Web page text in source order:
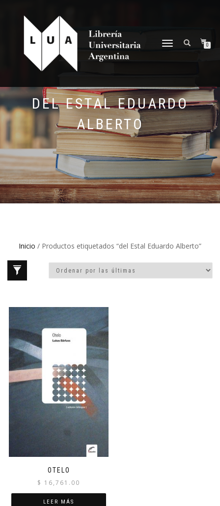
NAVEGACIÓN
0
DEL ESTAL EDUARDO
ALBERTO
Inicio / Productos etiquetados “del Estal Eduardo Alberto”
OTELO
$ 16,761.00
LEER MÁS